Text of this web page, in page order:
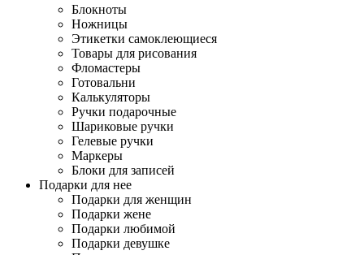
Блокноты
Ножницы
Этикетки самоклеющиеся
Товары для рисования
Фломастеры
Готовальни
Калькуляторы
Ручки подарочные
Шариковые ручки
Гелевые ручки
Маркеры
Блоки для записей
Подарки для нее
Подарки для женщин
Подарки жене
Подарки любимой
Подарки девушке